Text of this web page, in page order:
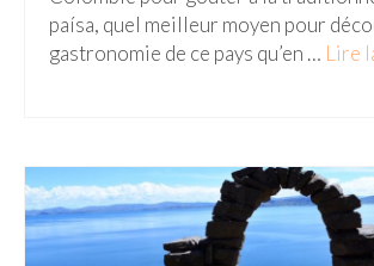
Beijing
Corée du Sud
Japon
paísa, quel meilleur moyen pour
gastronomie de ce pays qu’en … Lire